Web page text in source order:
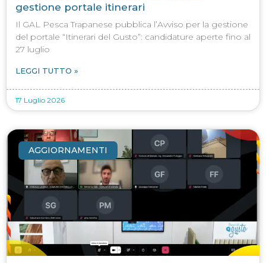
gestione portale itinerari
Il GAL Pesca Trapanese pubblica l’Avviso per la gestione
del portale “Itinerari del Gusto”: candidature aperte fino al
27 luglio
LEGGI TUTTO »
17 Luglio 2026
AGGIORNAMENTI